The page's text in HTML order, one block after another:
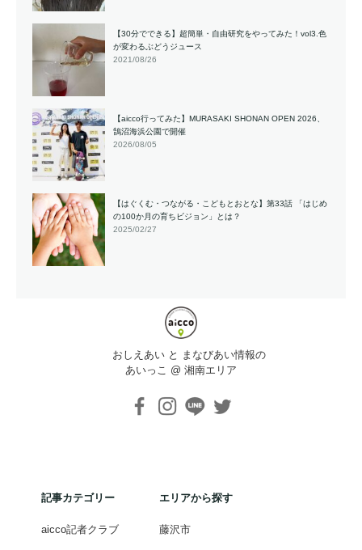
【30分でできる】超簡単・自由研究をやってみた！vol3.色
が変わるぶどうジュース
2021/08/26
【aicco行ってみた】MURASAKI SHONAN OPEN 2026、
鵠沼海浜公園で開催
2026/08/05
【はぐくむ・つながる・こどもとおとな】第33話 「はじめ
の100か月の育ちビジョン」とは？
2025/02/27
おしえあい と まなびあい情報の
あいっこ @ 湘南エリア
記事カテゴリー
aicco記者クラブ
エリアから探す
藤沢市